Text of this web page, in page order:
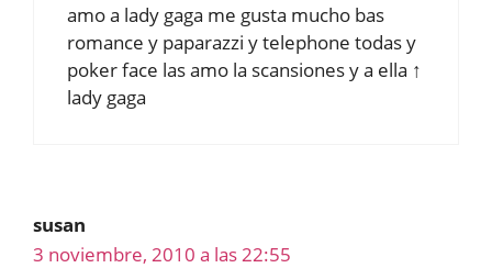
amo a lady gaga me gusta mucho bas
romance y paparazzi y telephone todas y
poker face las amo la scansiones y a ella ↑
lady gaga
susan
3 noviembre, 2010 a las 22:55